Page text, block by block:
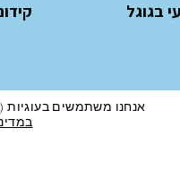
בגוגל
אנחנו משתמשים בעוגיות (cookies) כדי לשפר את חוויית הגלישה, להציג הצעות ומודעות מותאמות ועוד כמפורט